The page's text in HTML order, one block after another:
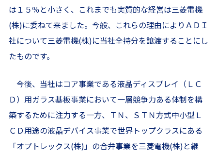
は１５％と小さく、これまでも実質的な経営は三菱電機
(株)に委ねて来ました。今般、これらの理由によりＡＤＩ
社について三菱電機(株)に当社全持分を譲渡することにし
たものです。
今後、当社はコア事業である液晶ディスプレイ（ＬＣ
Ｄ）用ガラス基板事業において一層競争力ある体制を構
築するために注力する一方、ＴＮ、ＳＴＮ方式中小型Ｌ
ＣＤ用途の液晶デバイス事業で世界トップクラスにある
「オプトレックス(株)」の合弁事業を三菱電機(株)と継